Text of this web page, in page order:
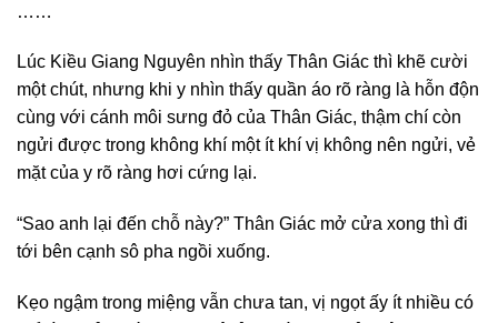
……
Lúc Kiều Giang Nguyên nhìn thấy Thân Giác thì khẽ cười
một chút, nhưng khi y nhìn thấy quần áo rõ ràng là hỗn độn
cùng với cánh môi sưng đỏ của Thân Giác, thậm chí còn
ngửi được trong không khí một ít khí vị không nên ngửi, vẻ
mặt của y rõ ràng hơi cứng lại.
“Sao anh lại đến chỗ này?” Thân Giác mở cửa xong thì đi
tới bên cạnh sô pha ngồi xuống.
Kẹo ngậm trong miệng vẫn chưa tan, vị ngọt ấy ít nhiều có